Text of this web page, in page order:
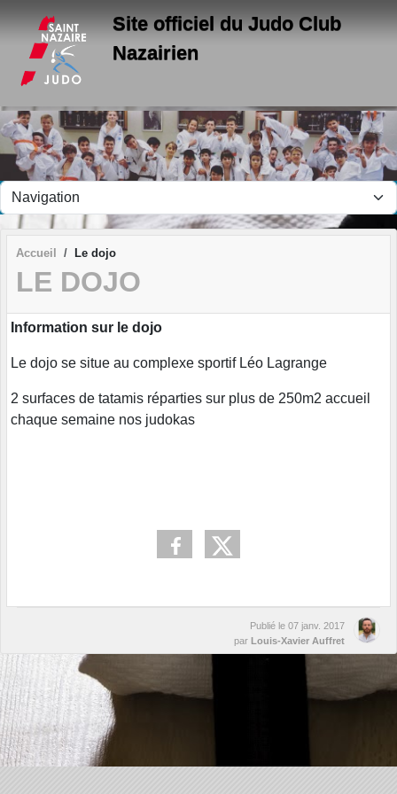
Site officiel du Judo Club
Nazairien
Accueil Le dojo
LE DOJO
Information sur le dojo
Le dojo se situe au complexe sportif Léo Lagrange
2 surfaces de tatamis réparties sur plus de 250m2 accueil
chaque semaine nos judokas
Publié le 07 janv. 2017
par Louis-Xavier Auffret